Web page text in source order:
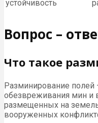
устойчивость
Вопрос –
Что такое
Разминирование полей
обезвреживания мин и
размещенных на
вооруженных